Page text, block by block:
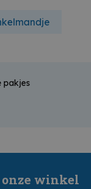
pakjes
winkel